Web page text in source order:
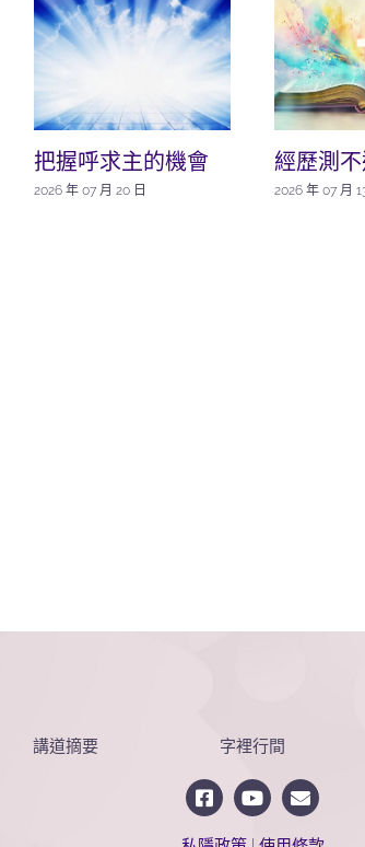
把握呼求主的機會
2026 年 07 月 20 日
經歷測
2026 年 07 月
講道摘要 字裡行間